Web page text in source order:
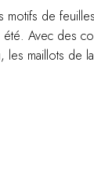
de
Avec des
maillots